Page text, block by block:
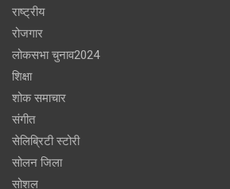
राष्ट्रीय
रोजगार
लोकसभा चुनाव2024
शिक्षा
शोक समाचार
संगीत
सेलिब्रिटी स्टोरी
सोलन जिला
सोशल